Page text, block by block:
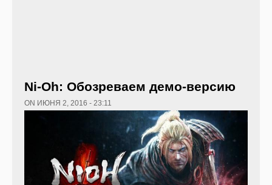
Ni-Oh: Обозреваем демо-версию
ON ИЮНЯ 2, 2016 - 23:11